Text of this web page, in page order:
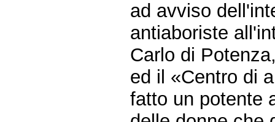
ad avviso
antiaboriste
Carlo di
ed il «Centro di
fatto un potente